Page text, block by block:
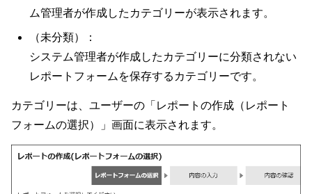
ム管理者が作成したカテゴリーが表示されます。
（未分類）：
システム管理者が作成したカテゴリーに分類されない
レポートフォームを保存するカテゴリーです。
カテゴリーは、ユーザーの「レポートの作成（レポート
フォームの選択）」画面に表示されます。